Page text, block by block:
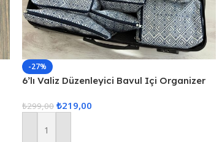
-27%
6’lı Valiz Düzenleyici Bavul Içi Organizer
₺299,00 ₺219,00
Sepete Ekle